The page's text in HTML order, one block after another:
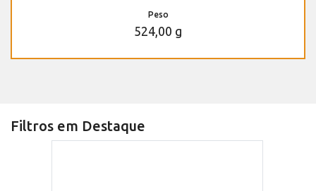
Peso
524,00 g
Filtros em Destaque